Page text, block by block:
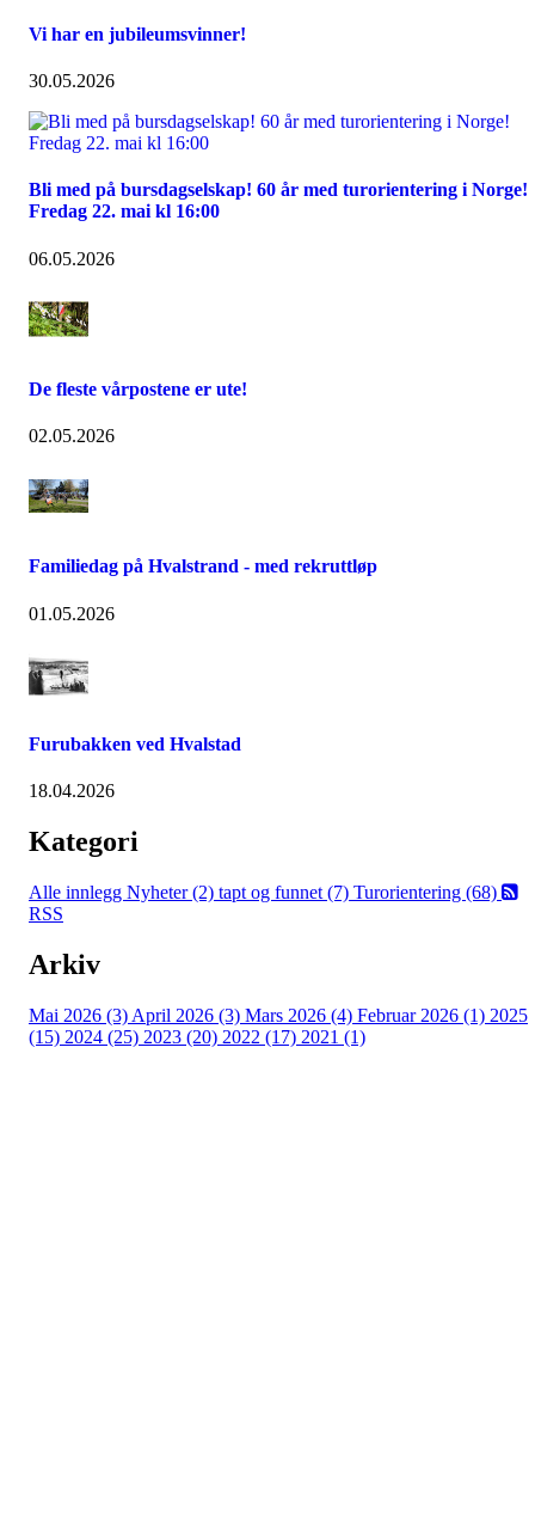
Vi har en jubileumsvinner!
30.05.2026
Bli med på bursdagselskap! 60 år med turorientering i Norge!
Fredag 22. mai kl 16:00
06.05.2026
De fleste vårpostene er ute!
02.05.2026
Familiedag på Hvalstrand - med rekruttløp
01.05.2026
Furubakken ved Hvalstad
18.04.2026
Kategori
Alle innlegg Nyheter (2) tapt og funnet (7) Turorientering (68)
RSS
Arkiv
Mai 2026 (3) April 2026 (3) Mars 2026 (4) Februar 2026 (1) 2025
(15) 2024 (25) 2023 (20) 2022 (17) 2021 (1)